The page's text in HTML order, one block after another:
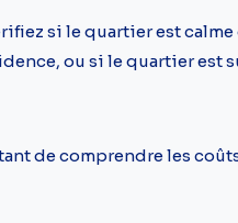
si le quartier est calme
ou si le quartier est
de comprendre les coûts